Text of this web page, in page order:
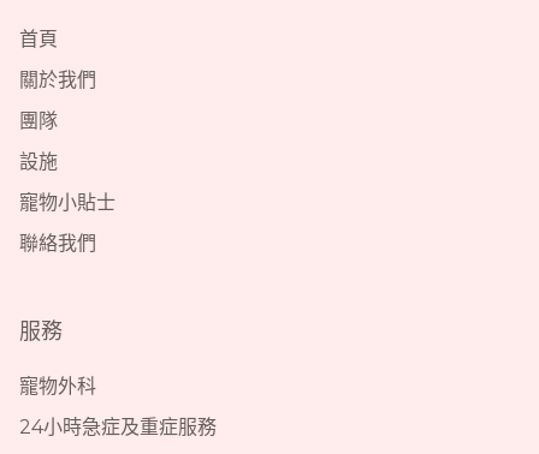
首頁
關於我們
團隊
設施
寵物小貼士
聯絡我們
服務
寵物外科
24小時急症及重症服務